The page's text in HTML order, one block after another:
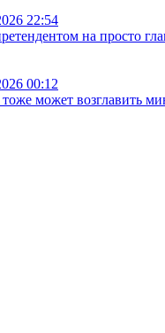
22:54
на просто
00:12
может возглавить